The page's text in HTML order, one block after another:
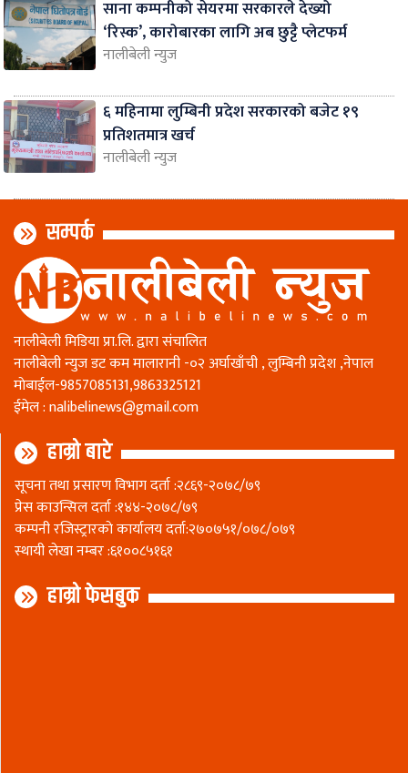
साना कम्पनीको सेयरमा सरकारले देख्यो
‘रिस्क’, कारोबारका लागि अब छुट्टै प्लेटफर्म
नालीबेली न्युज
६ महिनामा लुम्बिनी प्रदेश सरकारको बजेट १९
प्रतिशतमात्र खर्च
नालीबेली न्युज
सम्पर्क
नालीबेली मिडिया प्रा.लि. द्वारा संचालित
नालीबेली न्युज डट कम मालारानी -०२ अर्घाखाँची , लुम्बिनी प्रदेश ,नेपाल
माेबाईल-9857085131,9863325121
ईमेल :nalibelinews@gmail.com
हाम्रो बारे
सूचना तथा प्रसारण विभाग दर्ता :२८६९-२०७८/७९
प्रेस काउन्सिल दर्ता :१४४-२०७८/७९
कम्पनी रजिस्ट्रारकाे कार्यालय दर्ता:२७०७५१/०७८/०७९
स्थायी लेखा नम्बर :६१००८५१६१
हाम्रो फेसबुक